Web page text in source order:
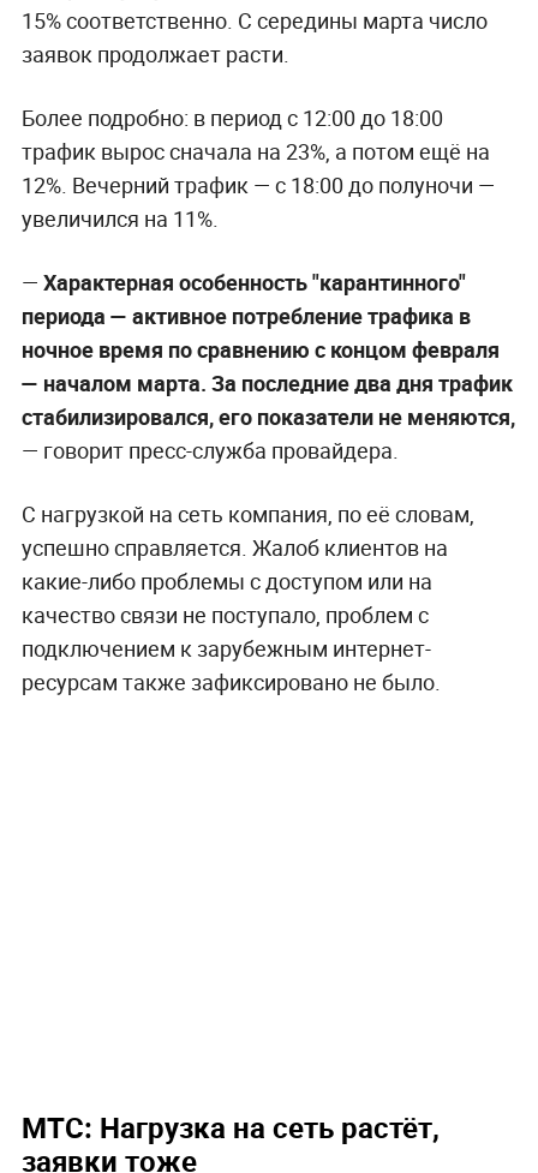
15% соответственно. С середины марта число
заявок продолжает расти.
Более подробно: в период с 12:00 до 18:00
трафик вырос сначала на 23%, а потом ещё на
12%. Вечерний трафик — с 18:00 до полуночи —
увеличился на 11%.
— Характерная особенность "карантинного"
периода — активное потребление трафика в
ночное время по сравнению с концом февраля
— началом марта. За последние два дня трафик
стабилизировался, его показатели не меняются,
— говорит пресс-служба провайдера.
С нагрузкой на сеть компания, по её словам,
успешно справляется. Жалоб клиентов на
какие-либо проблемы с доступом или на
качество связи не поступало, проблем с
подключением к зарубежным интернет-
ресурсам также зафиксировано не было.
МТС: Нагрузка на сеть растёт,
заявки тоже